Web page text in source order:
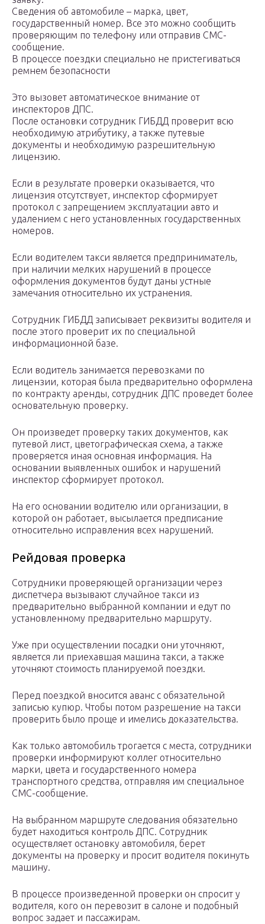
Сведения об автомобиле – марка, цвет,
государственный номер. Все это можно сообщить
проверяющим по телефону или отправив СМС-
сообщение.
В процессе поездки специально не пристегиваться
ремнем безопасности
Это вызовет автоматическое внимание от
инспекторов ДПС.
После остановки сотрудник ГИБДД проверит всю
необходимую атрибутику, а также путевые
документы и необходимую разрешительную
лицензию.
Если в результате проверки оказывается, что
лицензия отсутствует, инспектор сформирует
протокол с запрещением эксплуатации авто и
удалением с него установленных государственных
номеров.
Если водителем такси является предприниматель,
при наличии мелких нарушений в процессе
оформления документов будут даны устные
замечания относительно их устранения.
Сотрудник ГИБДД записывает реквизиты водителя и
после этого проверит их по специальной
информационной базе.
Если водитель занимается перевозками по
лицензии, которая была предварительно оформлена
по контракту аренды, сотрудник ДПС проведет более
основательную проверку.
Он произведет проверку таких документов, как
путевой лист, цветографическая схема, а также
проверяется иная основная информация. На
основании выявленных ошибок и нарушений
инспектор сформирует протокол.
На его основании водителю или организации, в
которой он работает, высылается предписание
относительно исправления всех нарушений.
Рейдовая проверка
Сотрудники проверяющей организации через
диспетчера вызывают случайное такси из
предварительно выбранной компании и едут по
установленному предварительно маршруту.
Уже при осуществлении посадки они уточняют,
является ли приехавшая машина такси, а также
уточняют стоимость планируемой поездки.
Перед поездкой вносится аванс с обязательной
записью купюр. Чтобы потом разрешение на такси
проверить было проще и имелись доказательства.
Как только автомобиль трогается с места, сотрудники
проверки информируют коллег относительно
марки, цвета и государственного номера
транспортного средства, отправляя им специальное
СМС-сообщение.
На выбранном маршруте следования обязательно
будет находиться контроль ДПС. Сотрудник
осуществляет остановку автомобиля, берет
документы на проверку и просит водителя покинуть
машину.
В процессе произведенной проверки он спросит у
водителя, кого он перевозит в салоне и подобный
вопрос задает и пассажирам.